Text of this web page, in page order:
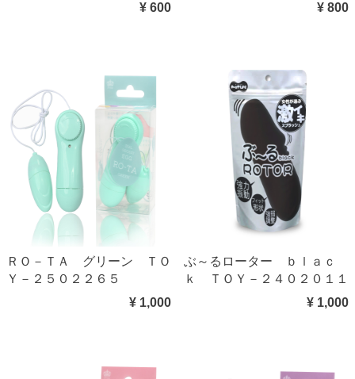
¥ 600
¥ 800
ＲＯ－ＴＡ グリーン ＴＯ
Ｙ－２５０２２６５
¥ 1,000
ぶ～るローター ｂｌａｃ
ｋ ＴＯＹ－２４０２０１１
¥ 1,000